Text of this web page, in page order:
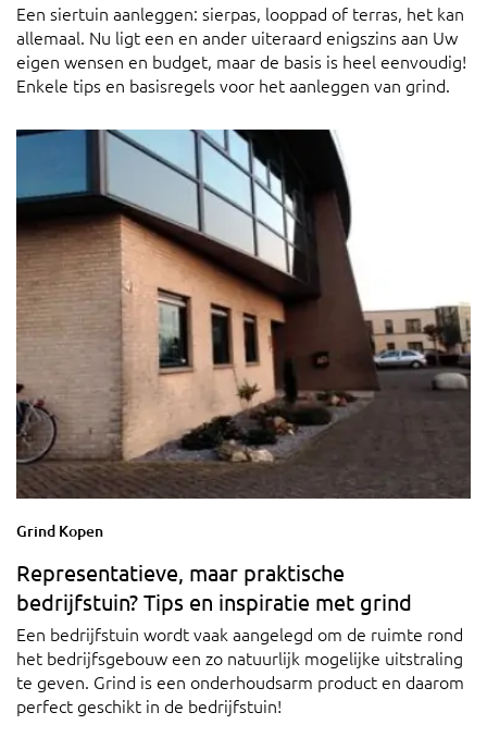
Een siertuin aanleggen: sierpas, looppad of terras, het kan
allemaal. Nu ligt een en ander uiteraard enigszins aan Uw
eigen wensen en budget, maar de basis is heel eenvoudig!
Enkele tips en basisregels voor het aanleggen van grind.
Grind Kopen
Representatieve, maar praktische
bedrijfstuin? Tips en inspiratie met grind
Een bedrijfstuin wordt vaak aangelegd om de ruimte rond
het bedrijfsgebouw een zo natuurlijk mogelijke uitstraling
te geven. Grind is een onderhoudsarm product en daarom
perfect geschikt in de bedrijfstuin!